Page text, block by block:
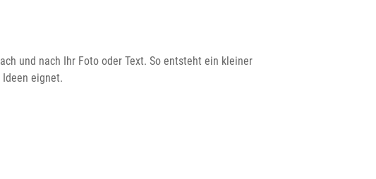
und nach Ihr Foto oder Text. So entsteht ein kleiner
eignet.